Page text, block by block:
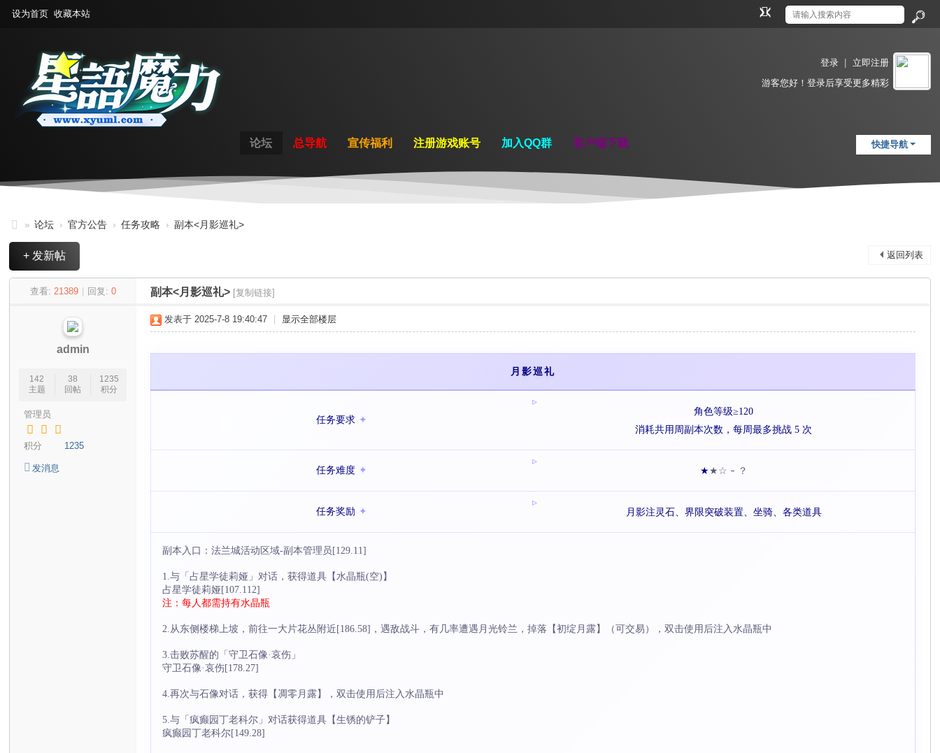
设为首页 收藏本站
索
版
登录
立即注册
游客您好！登录后享受更多精彩
快捷导航
论坛 总导航 宣传福利 注册游戏账号 加入QQ群 客户端下载
星
语
» 论坛 › 官方公告 › 任务攻略 › 副本<月影巡礼>
返回列表
+ 发新帖
查看: 21389 回复: 0 副本<月影巡礼> [复制链接]
admin
142
主题
38
回帖
1235
积分
管理员
积分 1235
发消息
发表于 2025-7-8 19:40:47 显示全部楼层
月影巡礼
任务要求
角色等级≥120
消耗共用周副本次数，每周最多挑战 5 次
任务难度 ★★☆ - ？
任务奖励 月影注灵石、界限突破装置、坐骑、各类道具
副本入口：法兰城活动区域-副本管理员[129.11]
1.与「占星学徒莉娅」对话，获得道具【水晶瓶(空)】
占星学徒莉娅[107.112]
注：每人都需持有水晶瓶
2.从东侧楼梯上坡，前往一大片花丛附近[186.58]，遇敌战斗，有几率遭遇月光铃兰，掉落【初绽月露】（可交易），双击使用后注入水晶瓶中
3.击败苏醒的「守卫石像·哀伤」
守卫石像·哀伤[178.27]
4.再次与石像对话，获得【凋零月露】，双击使用后注入水晶瓶中
5.与「疯癫园丁老科尔」对话获得道具【生锈的铲子】
疯癫园丁老科尔[149.28]